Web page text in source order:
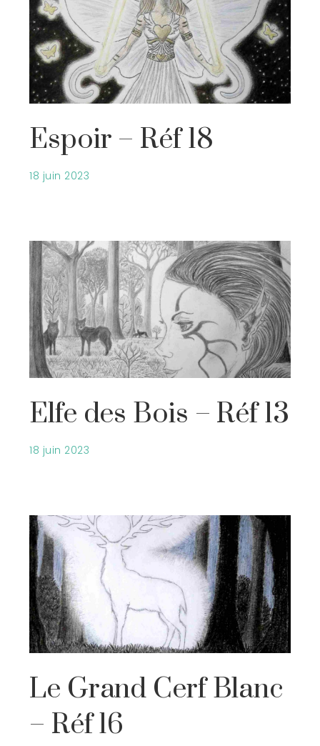
Espoir – Réf 18
18 juin 2023
Elfe des Bois – Réf 13
18 juin 2023
Le Grand Cerf Blanc
– Réf 16